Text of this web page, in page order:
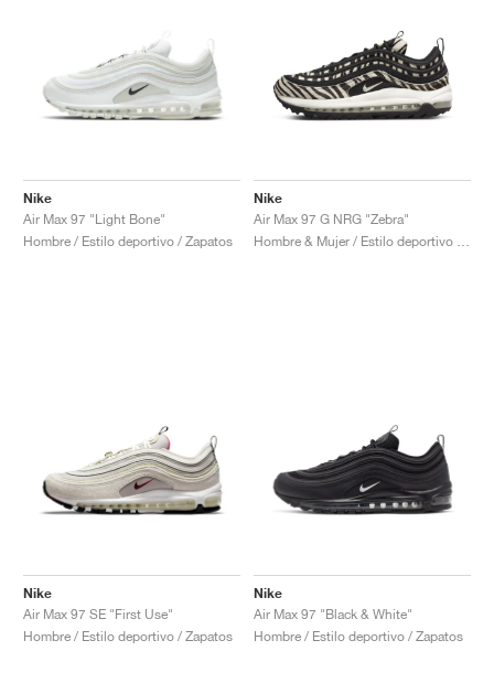
Nike
Air Max 97 "Light Bone"
Hombre / Estilo deportivo / Zapatos
Nike
Air Max 97 G NRG "Zebra"
Nike
Air Max 97 SE "First Use"
Hombre / Estilo deportivo / Zapatos
Nike
Air Max 97 "Black & White"
Hombre / Estilo deportivo / Zapatos